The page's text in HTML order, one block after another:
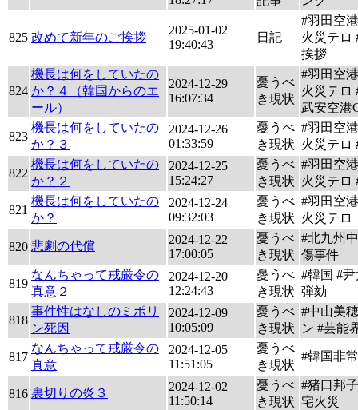
825 改めて新年のご挨拶
2025-01-02
19:40:43
日記
#羽田空
火災テロ
挨拶
824
機長は何をしていたの
か？４（韓国からのエ
ール）
2024-12-29
16:07:34
憂うべ
き現状
#羽田空
火災テロ
武安空港
823
機長は何をしていたの
か？３
2024-12-26
01:33:59
憂うべ
き現状
#羽田空
火災テロ
822
機長は何をしていたの
か？２
2024-12-25
15:24:27
憂うべ
き現状
#羽田空
火災テロ
821
機長は何をしていたの
か？
2024-12-24
09:32:03
憂うべ
き現状
#羽田空
火災テロ
820 悲劇の代償
2024-12-22
17:00:05
憂うべ
き現状
#北九州
傷事件
819
なんちゃって戒厳令の
真意２
2024-12-20
12:24:43
憂うべ
き現状
#韓国 #
弾劾
818
事件性はなしのミポリ
ン死因
2024-12-09
10:05:09
憂うべ
き現状
#中山美
ン #芸能
817
なんちゃって戒厳令の
真意
2024-12-05
11:51:05
憂うべ
き現状
#韓国非
816 裏切りの炎３
2024-12-02
11:50:14
憂うべ
き現状
#猪口邦
宅火災